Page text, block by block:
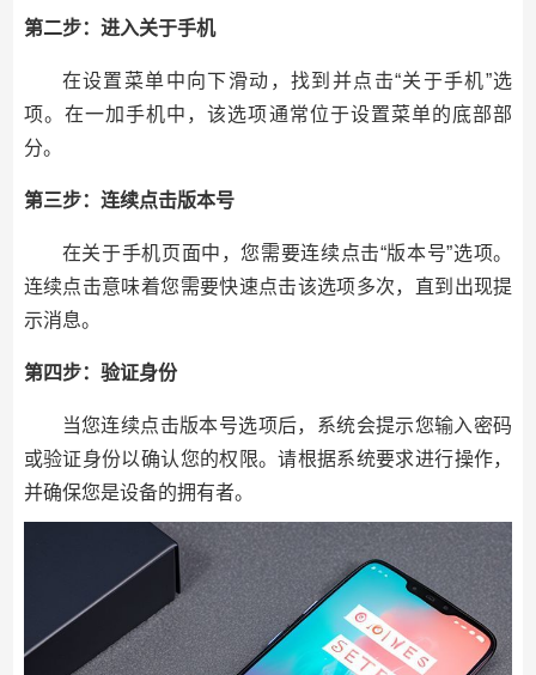
第二步：进入关于手机
在设置菜单中向下滑动，找到并点击“关于手机”选
项。在一加手机中，该选项通常位于设置菜单的底部部
分。
第三步：连续点击版本号
在关于手机页面中，您需要连续点击“版本号”选项。
连续点击意味着您需要快速点击该选项多次，直到出现提
示消息。
第四步：验证身份
当您连续点击版本号选项后，系统会提示您输入密码
或验证身份以确认您的权限。请根据系统要求进行操作，
并确保您是设备的拥有者。